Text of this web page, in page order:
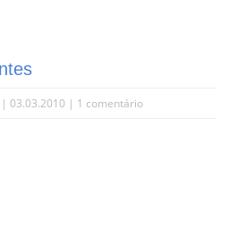
| 03.03.2010 | 1 comentário